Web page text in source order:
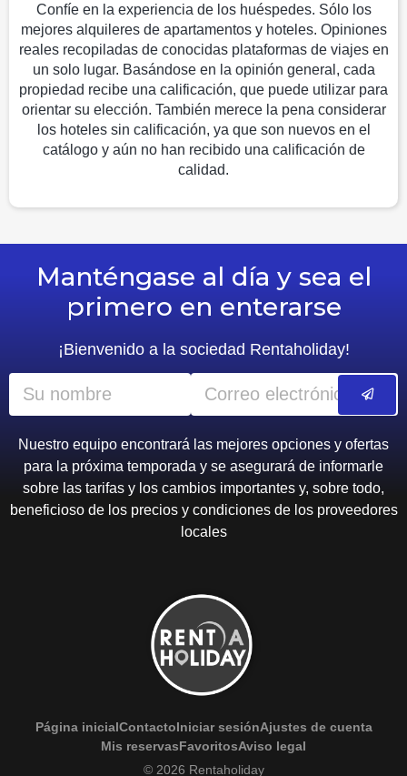
Confíe en la experiencia de los huéspedes. Sólo los
mejores alquileres de apartamentos y hoteles. Opiniones
reales recopiladas de conocidas plataformas de viajes en
un solo lugar. Basándose en la opinión general, cada
propiedad recibe una calificación, que puede utilizar para
orientar su elección. También merece la pena considerar
los hoteles sin calificación, ya que son nuevos en el
catálogo y aún no han recibido una calificación de
calidad.
Manténgase al día y sea el
primero en enterarse
¡Bienvenido a la sociedad Rentaholiday!
Nuestro equipo encontrará las mejores opciones y ofertas
para la próxima temporada y se asegurará de informarle
sobre las tarifas y los cambios importantes y, sobre todo,
beneficioso de los precios y condiciones de los proveedores
locales
Página inicialContactoIniciar sesiónAjustes de cuenta
Mis reservasFavoritosAviso legal
© 2026 Rentaholiday